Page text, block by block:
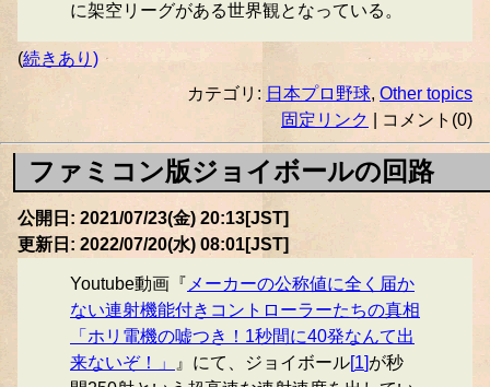
に架空リーグがある世界観となっている。
(続きあり)
カテゴリ: 日本プロ野球, Other topics
固定リンク
| コメント(0)
ファミコン版ジョイボールの回路
公開日: 2021/07/23(金) 20:13[JST]
更新日: 2022/07/20(水) 08:01[JST]
Youtube動画『 メーカーの公称値に全く届か
ない連射機能付きコントローラーたちの真相
「ホリ電機の嘘つき！1秒間に40発なんて出
来ないぞ！」
』にて、ジョイボール[1]が秒